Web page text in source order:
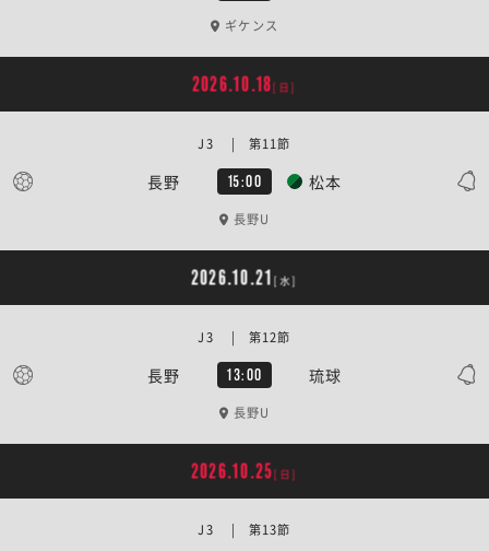
ギケンス
2026.10.18[日]
長野 15:00 松本
J3 | 第11節
長野U
2026.10.21 [水]
長野 13:00 琉球
J3 | 第12節
長野U
2026.10.25[日]
J3 | 第13節